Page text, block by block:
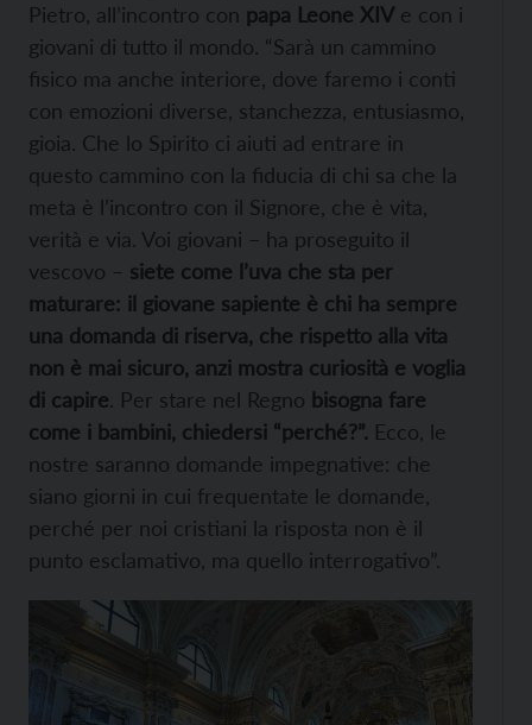
Pietro, all’incontro con papa Leone XIV e con i
giovani di tutto il mondo. “Sarà un cammino
fisico ma anche interiore, dove faremo i conti
con emozioni diverse, stanchezza, entusiasmo,
gioia. Che lo Spirito ci aiuti ad entrare in
questo cammino con la fiducia di chi sa che la
meta è l’incontro con il Signore, che è vita,
verità e via. Voi giovani – ha proseguito il
vescovo – siete come l’uva che sta per
maturare: il giovane sapiente è chi ha sempre
una domanda di riserva, che rispetto alla vita
non è mai sicuro, anzi mostra curiosità e voglia
di capire. Per stare nel Regno bisogna fare
come i bambini, chiedersi “perché?”. Ecco, le
nostre saranno domande impegnative: che
siano giorni in cui frequentate le domande,
perché per noi cristiani la risposta non è il
punto esclamativo, ma quello interrogativo”.